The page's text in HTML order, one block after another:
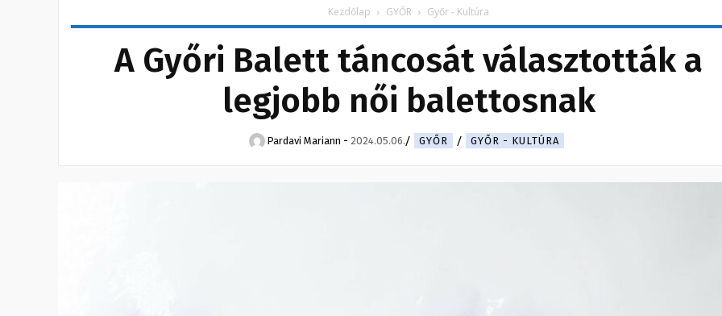
Kezdőlap GYŐR Győr - Kultúra
A Győri Balett táncosát választották a
legjobb női balettosnak
Pardavi Mariann - 2024.05.06. GYŐR GYŐR - KULTÚRA